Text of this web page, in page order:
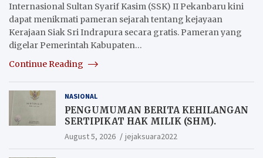
Internasional Sultan Syarif Kasim (SSK) II Pekanbaru kini
dapat menikmati pameran sejarah tentang kejayaan
Kerajaan Siak Sri Indrapura secara gratis. Pameran yang
digelar Pemerintah Kabupaten…
Continue Reading
NASIONAL
PENGUMUMAN BERITA KEHILANGAN
SERTIPIKAT HAK MILIK (SHM).
August 5, 2026 jejaksuara2022